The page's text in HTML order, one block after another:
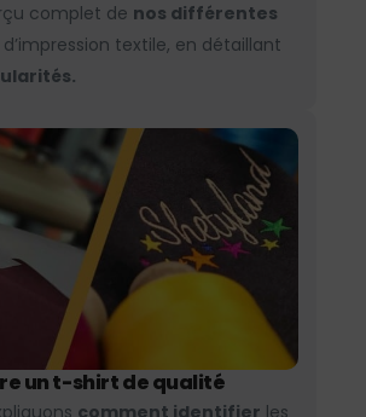
complet de nos différentes
d’impression textile, en détaillant
un t-shirt de qualité